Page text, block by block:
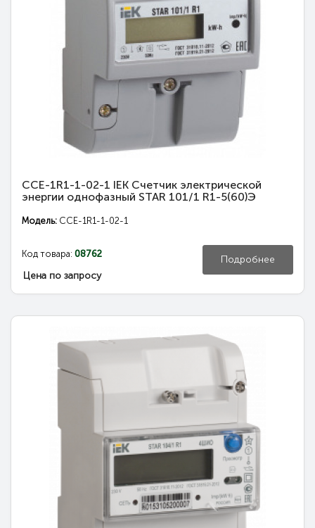
CCE-1R1-1-02-1 IEK Счетчик электрической
энергии однофазный STAR 101/1 R1-5(60)Э
Модель: CCE-1R1-1-02-1
Код товара: 08762
Цена по запросу
Подробнее